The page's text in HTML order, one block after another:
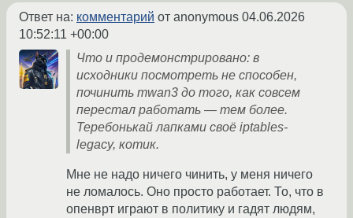
Ответ на: комментарий от anonymous 04.06.2026
10:52:11 +00:00
Что и продемонстрировано: в
исходники посмотреть не способен,
починить mwan3 до того, как совсем
перестал работать — тем более.
Теребонькай лапками своё iptables-
legacy, котик.
Мне не надо ничего чинить, у меня ничего
не ломалось. Оно просто работает. То, что в
опенврт играют в политику и гадят людям,